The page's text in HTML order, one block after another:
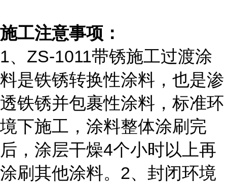
施工注意事项：
1、 ZS-1011带锈施工过渡涂
料是铁锈转换性涂料，也是渗
透铁锈并包裹性涂料，标准环
境下施工，涂料整体涂刷完
后，涂层干燥4个小时以上再
涂刷其他涂料。 2、封闭环境